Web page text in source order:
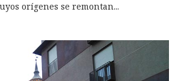
orígenes se remontan...